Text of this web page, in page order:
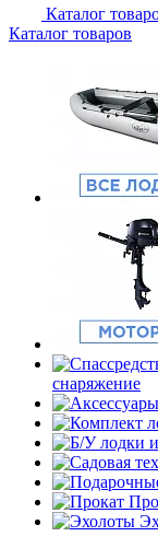
Каталог
Каталог товаров
снаряжение